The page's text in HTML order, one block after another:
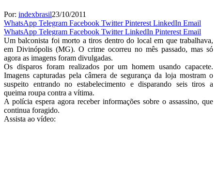
Por: indexbrasil23/10/2011
WhatsApp Telegram Facebook Twitter Pinterest LinkedIn Email
WhatsApp Telegram Facebook Twitter LinkedIn Pinterest Email
Um balconista foi morto a tiros dentro do local em que trabalhava,
em Divinópolis (MG). O crime ocorreu no mês passado, mas só
agora as imagens foram divulgadas.
Os disparos foram realizados por um homem usando capacete.
Imagens capturadas pela câmera de segurança da loja mostram o
suspeito entrando no estabelecimento e disparando seis tiros a
queima roupa contra a vítima.
A polícia espera agora receber informações sobre o assassino, que
continua foragido.
Assista ao vídeo: